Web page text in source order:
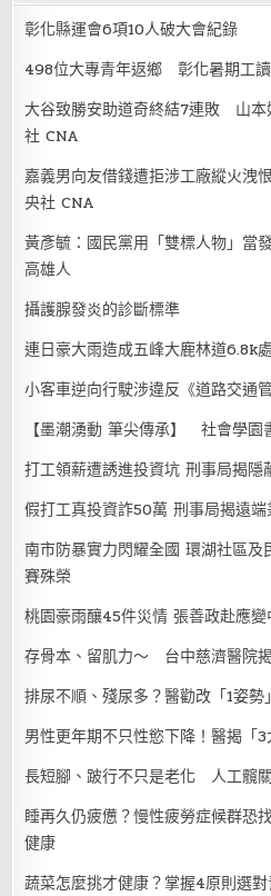
彰化縣運會6項10人破大會紀錄
498位大專青年返鄉 彰化暑期工
大谷致勝安助道奇終結7連敗 山
社 CNA
嘉義男向友借錢遭拒涉工廠縱火
央社 CNA
黃彥毓：國民黨用「雙標人物」當
高雄人
攝護腺發炎的診斷標準
連日豪大雨造成五峰大鹿林道6.8k
小客車逆向行駛涉違反《道路交通
【墨潮湧動 筆尖傳承】 社會學園
打工領薪遭誘進投資坑 刑事局揭
假打工真投資詐50萬 刑事局揭遠端
南市防暴實力閃耀全國 環湖社區
賽殊榮
桃園豪雨釀45件災情 張善政赴應變
存骨本、留肌力～ 台中慈濟醫院
排尿不順、殘尿多？醫勸改「1姿
男性更年期不只性慾下降！醫揭「
長短腳、跛行不只是老化 人工髖
睡再久仍疲憊？慢性疲勞症候群恐
健康
蔬菜怎麼挑才健康？掌握4原則選